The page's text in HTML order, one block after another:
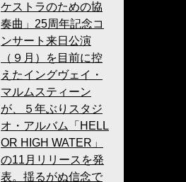
ケストラのための協
奏曲」25周年記念コ
ンサート来日公演
（９月）を目前に控
えたイングヴェイ・
マルムスティーン
が、５年ぶりスタジ
オ・アルバム「HELL
OR HIGH WATER」
の11月リリースを発
表。揺るがぬ信念で